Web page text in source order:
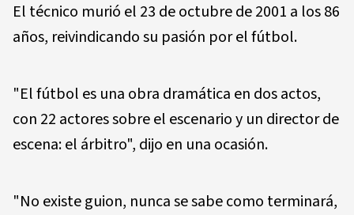
El técnico murió el 23 de octubre de 2001 a los 86
años, reivindicando su pasión por el fútbol.
"El fútbol es una obra dramática en dos actos,
con 22 actores sobre el escenario y un director de
escena: el árbitro", dijo en una ocasión.
"No existe guion, nunca se sabe como terminará,